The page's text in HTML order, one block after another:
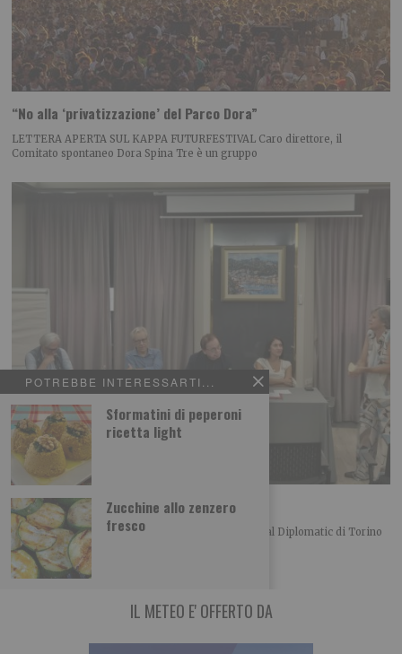
POTREBBE INTERESSARTI...
Sformatini di peperoni
ricetta light
Zucchine allo zenzero
fresco
“No alla ‘privatizzazione’ del Parco Dora”
LETTERA APERTA SUL KAPPA FUTURFESTIVAL Caro direttore, il
Comitato spontaneo Dora Spina Tre è un gruppo
L’importanza del centro in politica
Merlo, Nallo e Giachino a confronto Bel convegno al Diplomatic di Torino
organizzato dalla UDC torinese
IL METEO E' OFFERTO DA